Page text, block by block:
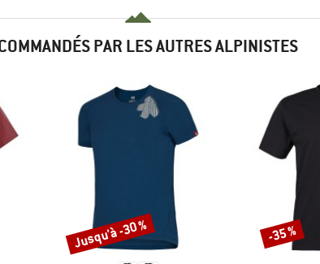
PAR LES AUTRES ALPINISTES
Remise
Jusqu'à -30 % Remise
-35 %